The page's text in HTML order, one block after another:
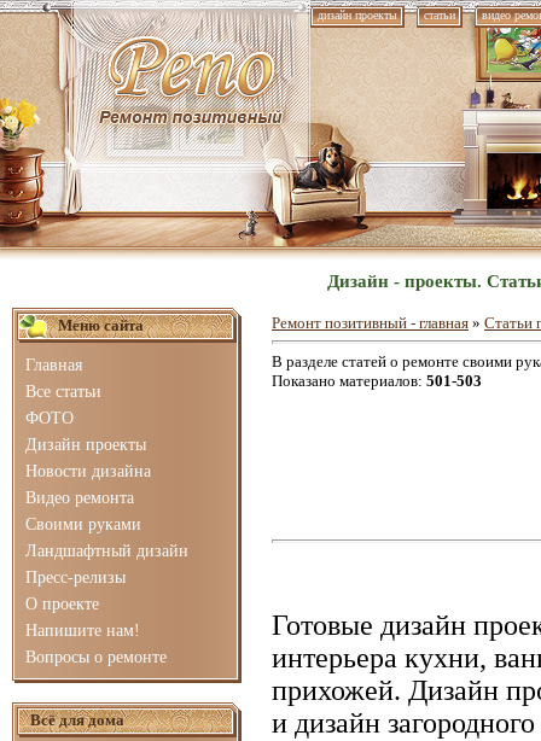
дизайн проекты статьи видео
Дизайн - проекты.
Меню сайта
Главная
Все статьи
ФОТО
Дизайн проекты
Новости дизайна
Видео ремонта
Своими руками
Ландшафтный дизайн
Пресс-релизы
О проекте
Напишите нам!
Вопросы о ремонте
Всё для дома
Ремонт позитивный - главная » Статьи
В разделе статей о ремонте своими
Показано материалов: 501-503
Готовые дизайн
интерьера кухни,
прихожей. Дизайн
и дизайн